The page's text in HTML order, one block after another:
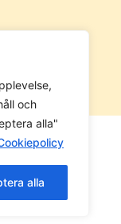
och
alla"
alla